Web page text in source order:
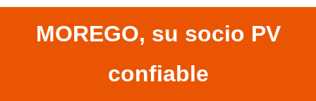
MOREGO, su socio PV
confiable